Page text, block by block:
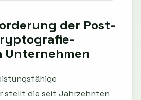
der Post-
Unternehmen
stellt die seit Jahrzehnten